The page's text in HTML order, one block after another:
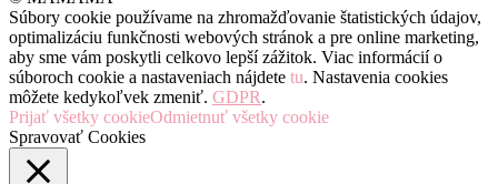
Súbory cookie používame na zhromažďovanie štatistických údajov,
optimalizáciu funkčnosti webových stránok a pre online marketing,
aby sme vám poskytli celkovo lepší zážitok. Viac informácií o
súboroch cookie a nastaveniach nájdete tu. Nastavenia cookies
môžete kedykoľvek zmeniť. GDPR.
Prijať všetky cookieOdmietnuť všetky cookie
Spravovať Cookies